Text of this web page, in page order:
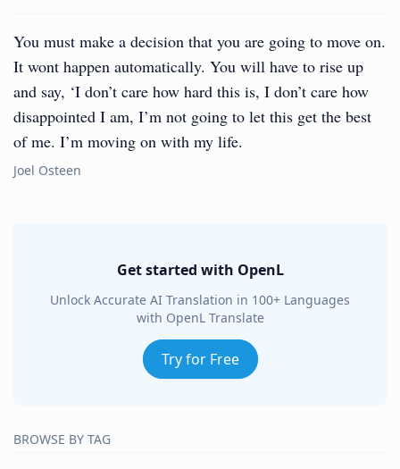
You must make a decision that you are going to move on.
It wont happen automatically. You will have to rise up
and say, ‘I don’t care how hard this is, I don’t care how
disappointed I am, I’m not going to let this get the best
of me. I’m moving on with my life.
Joel Osteen
Get started with OpenL
Unlock Accurate AI Translation in 100+ Languages
with OpenL Translate
Try for Free
BROWSE BY TAG